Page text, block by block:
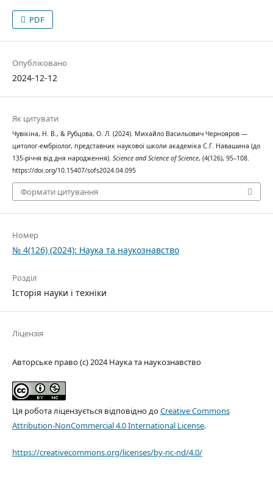
PDF
Опубліковано
2024-12-12
Як цитувати
Чувікіна, Н. В., & Рубцова, О. Л. (2024). Михайло Васильович Чернояров —
цитолог-ембріолог, представник наукової школи академіка С.Г. Навашина (до
135-річчя від дня народження). Science and Science of Science, (4(126), 95–108.
https://doi.org/10.15407/sofs2024.04.095
Формати цитування
Номер
№ 4(126) (2024): Наука та наукознавство
Розділ
Історія науки і техніки
Ліцензія
Авторське право (c) 2024 Наука та наукознавство
Ця робота ліцензується відповідно доCreative Commons
Attribution-NonCommercial 4.0 International License.
https://creativecommons.org/licenses/by-nc-nd/4.0/